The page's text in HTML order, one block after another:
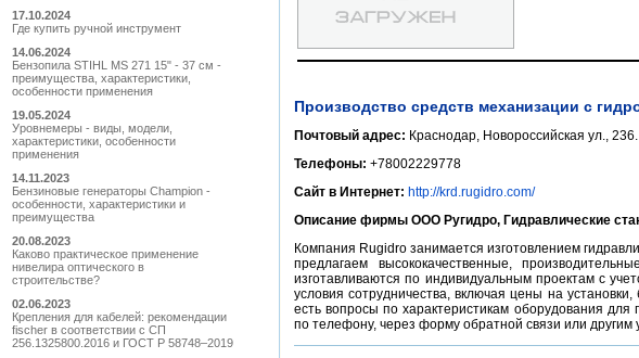
17.10.2024
Где купить ручной инструмент
14.06.2024
Бензопила STIHL MS 271 15" - 37 см -
преимущества, характеристики,
особенности применения
19.05.2024
Уровнемеры - виды, модели,
характеристики, особенности
применения
14.11.2023
Бензиновые генераторы Champion -
особенности, характеристики и
преимущества
20.08.2023
Каково практическое применение
нивелира оптического в
строительстве?
02.06.2023
Крепления для кабелей: рекомендации
fischer в соответствии с СП
256.1325800.2016 и ГОСТ Р 58748–2019
Производство средств механизации с
Почтовый адрес: Краснодар, Новороссийская ул.,
Телефоны: +78002229778
Сайт в Интернет: http://krd.rugidro.com/
Описание фирмы ООО Ругидро, Гидравлические
Компания Rugidro занимается изготовлением
предлагаем высококачественные,
изготавливаются по индивидуальным проектам с
условия сотрудничества, включая цены на
есть вопросы по характеристикам оборудования для
по телефону, через форму обратной связи или